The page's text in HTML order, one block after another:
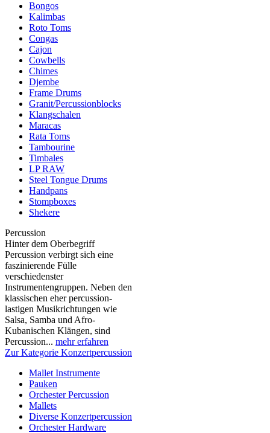
Bongos
Kalimbas
Roto Toms
Congas
Cajon
Cowbells
Chimes
Djembe
Frame Drums
Granit/Percussionblocks
Klangschalen
Maracas
Rata Toms
Tambourine
Timbales
LP RAW
Steel Tongue Drums
Handpans
Stompboxes
Shekere
Percussion
Hinter dem Oberbegriff
Percussion verbirgt sich eine
faszinierende Fülle
verschiedenster
Instrumentengruppen. Neben den
klassischen eher percussion-
lastigen Musikrichtungen wie
Salsa, Samba und Afro-
Kubanischen Klängen, sind
Percussion... mehr erfahren
Zur Kategorie Konzertpercussion
Mallet Instrumente
Pauken
Orchester Percussion
Mallets
Diverse Konzertpercussion
Orchester Hardware